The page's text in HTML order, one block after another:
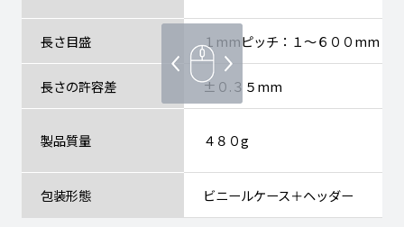
長さ目盛 １mmピッチ：１～６００mm
長さの許容差 ±０.３５mm
製品質量 ４８０g
包装形態 ビニールケース＋ヘッダー